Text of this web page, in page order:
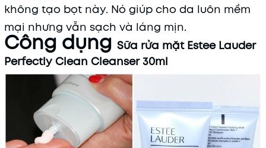
không tạo bọt này. Nó giúp cho da luôn mềm
mại nhưng vẫn sạch và láng mịn.
Công dụng Sữa rửa mặt Estee Lauder
Perfectly Clean Cleanser 30ml